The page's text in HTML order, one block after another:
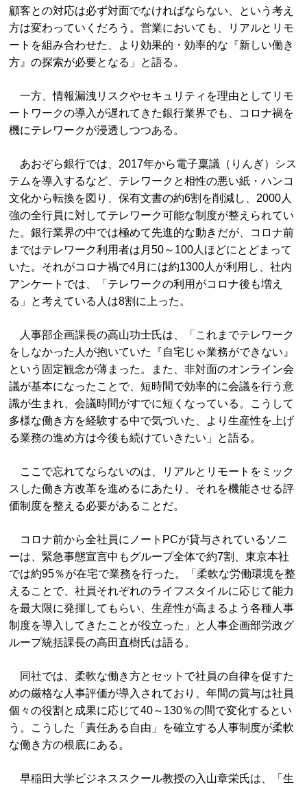
顧客との対応は必ず対面でなければならない、という考え
方は変わっていくだろう。営業においても、リアルとリモ
ートを組み合わせた、より効果的・効率的な『新しい働き
方』の探索が必要となる」と語る。
一方、情報漏洩リスクやセキュリティを理由としてリモ
ートワークの導入が遅れてきた銀行業界でも、コロナ禍を
機にテレワークが浸透しつつある。
あおぞら銀行では、2017年から電子稟議（りんぎ）シス
テムを導入するなど、テレワークと相性の悪い紙・ハンコ
文化から転換を図り、保有文書の約6割を削減し、2000人
強の全行員に対してテレワーク可能な制度が整えられてい
た。銀行業界の中では極めて先進的な動きだが、コロナ前
まではテレワーク利用者は月50～100人ほどにとどまって
いた。それがコロナ禍で4月には約1300人が利用し、社内
アンケートでは、「テレワークの利用がコロナ後も増え
る」と考えている人は8割に上った。
人事部企画課長の高山功士氏は、「これまでテレワーク
をしなかった人が抱いていた『自宅じゃ業務ができない』
という固定観念が薄まった。また、非対面のオンライン会
議が基本になったことで、短時間で効率的に会議を行う意
識が生まれ、会議時間がすでに短くなっている。こうして
多様な働き方を経験する中で気づいた、より生産性を上げ
る業務の進め方は今後も続けていきたい」と語る。
ここで忘れてならないのは、リアルとリモートをミック
スした働き方改革を進めるにあたり、それを機能させる評
価制度を整える必要があることだ。
コロナ前から全社員にノートPCが貸与されているソニ
ーは、緊急事態宣言中もグループ全体で約7割、東京本社
では約95％が在宅で業務を行った。「柔軟な労働環境を整
えることで、社員それぞれのライフスタイルに応じて能力
を最大限に発揮してもらい、生産性が高まるよう各種人事
制度を導入してきたことが役立った」と人事企画部労政グ
ループ統括課長の高田直樹氏は語る。
同社では、柔軟な働き方とセットで社員の自律を促すた
めの厳格な人事評価が導入されており、年間の賞与は社員
個々の役割と成果に応じて40～130％の間で変化するとい
う。こうした「責任ある自由」を確立する人事制度が柔軟
な働き方の根底にある。
早稲田大学ビジネススクール教授の入山章栄氏は、「生